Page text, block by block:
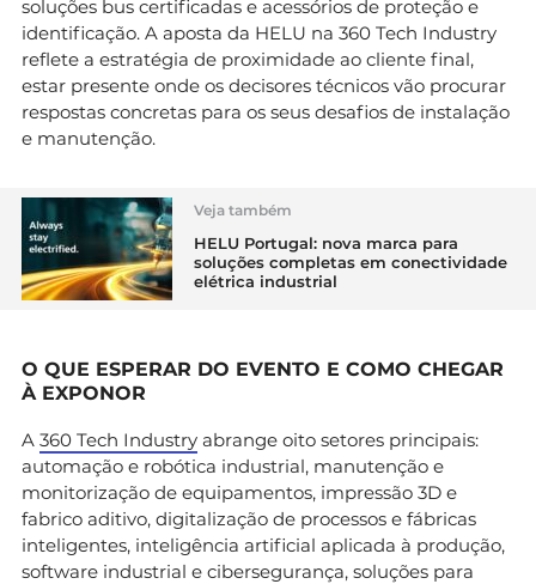
soluções bus certificadas e acessórios de proteção e
identificação. A aposta da HELU na 360 Tech Industry
reflete a estratégia de proximidade ao cliente final,
estar presente onde os decisores técnicos vão procurar
respostas concretas para os seus desafios de instalação
e manutenção.
Veja também
HELU Portugal: nova marca para
soluções completas em conectividade
elétrica industrial
O QUE ESPERAR DO EVENTO E COMO CHEGAR
À EXPONOR
A 360 Tech Industry abrange oito setores principais:
automação e robótica industrial, manutenção e
monitorização de equipamentos, impressão 3D e
fabrico aditivo, digitalização de processos e fábricas
inteligentes, inteligência artificial aplicada à produção,
software industrial e cibersegurança, soluções para